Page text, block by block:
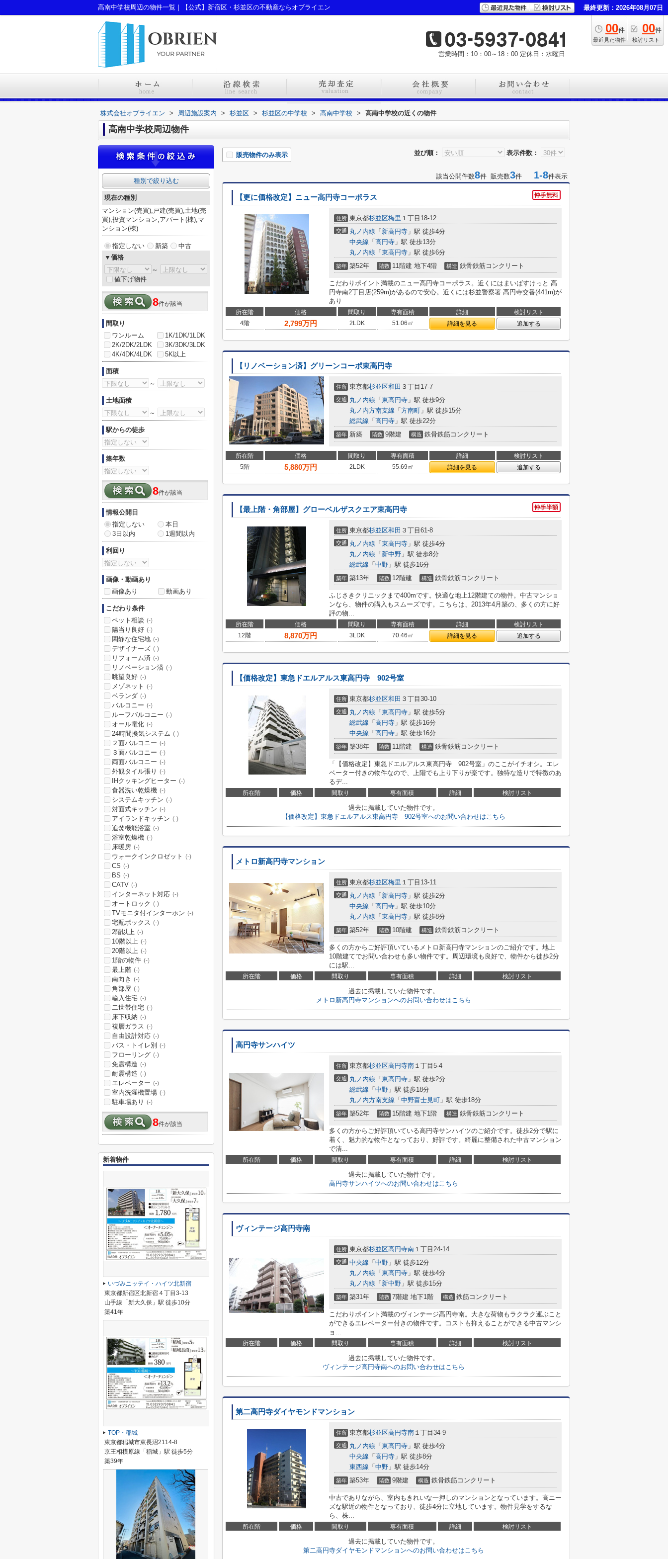
高南中学校周辺の物件一覧｜【公式】新宿区・杉並区の不動産ならオブライエン 最終更新：2026年08月07日
00件
最近見た物件
00件
検討リスト
営業時間：10：00～18：00 定休日：水曜日
株式会社オブライエン > 周辺施設案内 > 杉並区 > 杉並区の中学校 > 高南中学校 > 高南中学校の近くの物件
高南中学校周辺物件
並び順： 表示件数：
販売物件のみ表示
該当公開件数8件 販売数3件 1-8件表示
【更に価格改定】ニュー高円寺コーポラス
住所 東京都杉並区梅里 １丁目18-12
交通 丸ノ内線 「 新高円寺 」駅 徒歩4分
中央線 「 高円寺 」駅 徒歩13分
丸ノ内線 「 東高円寺 」駅 徒歩6分
築年 築52年 階数 11階建 地下4階 構造 鉄骨鉄筋コンクリート
こだわりポイント満載のニュー高円寺コーポラス。近くにはまいばすけっと 高
円寺南2丁目店(259m)があるので安心。近くには杉並警察署 高円寺交番(441m)が
あり...
所在階 価格 間取り 専有面積 詳細
検討リスト
4階
2,799万円 2LDK 51.06㎡ 詳細を見る 追加する
【リノベーション済】グリーンコーポ東高円寺
住所 東京都杉並区和田 ３丁目17-7
交通 丸ノ内線 「 東高円寺 」駅 徒歩9分
丸ノ内方南支線 「 方南町 」駅 徒歩15分
総武線 「 高円寺 」駅 徒歩22分
築年 新築 階数 9階建 構造 鉄骨鉄筋コンクリート
所在階 価格 間取り 専有面積 詳細
検討リスト
5階
5,880万円 2LDK 55.69㎡ 詳細を見る 追加する
【最上階・角部屋】グローベルザスクエア東高円寺
住所 東京都杉並区和田 ３丁目61-8
交通 丸ノ内線 「 東高円寺 」駅 徒歩4分
丸ノ内線 「 新中野 」駅 徒歩8分
総武線 「 中野 」駅 徒歩16分
築年 築13年 階数 12階建 構造 鉄骨鉄筋コンクリート
ふじさきクリニックまで400mです。快適な地上12階建ての物件。中古マンショ
ンなら、物件の購入もスムーズです。こちらは、2013年4月築の、多くの方に好
評の物...
所在階 価格 間取り 専有面積 詳細
検討リスト
12階
8,870万円 3LDK 70.46㎡ 詳細を見る 追加する
【価格改定】東急ドエルアルス東高円寺 902号室
住所 東京都杉並区和田 ３丁目30-10
交通 丸ノ内線 「 東高円寺 」駅 徒歩5分
総武線 「 高円寺 」駅 徒歩16分
中央線 「 高円寺 」駅 徒歩16分
築年 築38年 階数 11階建 構造 鉄骨鉄筋コンクリート
「【価格改定】東急ドエルアルス東高円寺 902号室」のここがイチオシ。エレ
ベーター付きの物件なので、上階でも上り下りが楽です。独特な造りで特徴のあ
るデ...
所在階 価格 間取り 専有面積 詳細 検討リスト
過去に掲載していた物件です。
【価格改定】東急ドエルアルス東高円寺 902号室へのお問い合わせはこちら
メトロ新高円寺マンション
住所 東京都杉並区梅里 １丁目13-11
交通 丸ノ内線 「 新高円寺 」駅 徒歩2分
中央線 「 高円寺 」駅 徒歩10分
丸ノ内線 「 東高円寺 」駅 徒歩8分
築年 築52年 階数 10階建 構造 鉄骨鉄筋コンクリート
多くの方からご好評頂いているメトロ新高円寺マンションのご紹介です。地上
10階建てでお問い合わせも多い物件です。周辺環境も良好で、物件から徒歩2分
には駅...
所在階 価格 間取り 専有面積 詳細 検討リスト
過去に掲載していた物件です。
メトロ新高円寺マンションへのお問い合わせはこちら
高円寺サンハイツ
住所 東京都杉並区高円寺南 １丁目5-4
交通 丸ノ内線 「 東高円寺 」駅 徒歩2分
総武線 「 中野 」駅 徒歩18分
丸ノ内方南支線 「 中野富士見町 」駅 徒歩18分
築年 築52年 階数 15階建 地下1階 構造 鉄骨鉄筋コンクリート
多くの方からご好評頂いている高円寺サンハイツのご紹介です。徒歩2分で駅に
着く、魅力的な物件となっており、好評です。綺麗に整備された中古マンション
で清...
所在階 価格 間取り 専有面積 詳細 検討リスト
過去に掲載していた物件です。
高円寺サンハイツへのお問い合わせはこちら
ヴィンテージ高円寺南
住所 東京都杉並区高円寺南 １丁目24-14
交通 中央線 「 中野 」駅 徒歩12分
丸ノ内線 「 東高円寺 」駅 徒歩4分
丸ノ内線 「 新中野 」駅 徒歩15分
築年 築31年 階数 7階建 地下1階 構造 鉄筋コンクリート
こだわりポイント満載のヴィンテージ高円寺南。大きな荷物もラクラク運ぶこと
ができるエレベーター付きの物件です。コストも抑えることができる中古マンシ
ョ...
所在階 価格 間取り 専有面積 詳細 検討リスト
過去に掲載していた物件です。
ヴィンテージ高円寺南へのお問い合わせはこちら
第二高円寺ダイヤモンドマンション
住所 東京都杉並区高円寺南 １丁目34-9
交通 丸ノ内線 「 東高円寺 」駅 徒歩4分
中央線 「 高円寺 」駅 徒歩8分
東西線 「 中野 」駅 徒歩14分
築年 築53年 階数 9階建 構造 鉄骨鉄筋コンクリート
中古でありながら、室内もきれいな一押しのマンションとなっています。高ニー
ズな駅近の物件となっており、徒歩4分に立地しています。物件見学をするな
ら、株...
所在階 価格 間取り 専有面積 詳細 検討リスト
過去に掲載していた物件です。
第二高円寺ダイヤモンドマンションへのお問い合わせはこちら
種別で絞り込む
現在の種別
マンション(売買),戸建(売買),土地(売
買),投資マンション,アパート(棟),マ
ンション(棟)
指定しない 新築
中古
▼価格
～
値下げ物件
8件が該当
間取り
ワンルーム
1K/1DK/1LDK
2K/2DK/2LDK
3K/3DK/3LDK
4K/4DK/4LDK
5K以上
面積
～
土地面積
～
駅からの徒歩
築年数
8件が該当
情報公開日
指定しない
本日
3日以内
1週間以内
利回り
画像・動画あり
画像あり
動画あり
こだわり条件
ペット相談 (-)
陽当り良好 (-)
閑静な住宅地 (-)
デザイナーズ (-)
リフォーム済 (-)
リノベーション済 (-)
眺望良好 (-)
メゾネット (-)
ベランダ (-)
バルコニー (-)
ルーフバルコニー (-)
オール電化 (-)
24時間換気システム (-)
２面バルコニー (-)
３面バルコニー (-)
両面バルコニー (-)
外観タイル張り (-)
IHクッキングヒーター (-)
食器洗い乾燥機 (-)
システムキッチン (-)
対面式キッチン (-)
アイランドキッチン (-)
追焚機能浴室 (-)
浴室乾燥機 (-)
床暖房 (-)
ウォークインクロゼット (-)
CS (-)
BS (-)
CATV (-)
インターネット対応 (-)
オートロック (-)
TVモニタ付インターホン (-)
宅配ボックス (-)
2階以上 (-)
10階以上 (-)
20階以上 (-)
1階の物件 (-)
最上階 (-)
南向き (-)
角部屋 (-)
輸入住宅 (-)
二世帯住宅 (-)
床下収納 (-)
複層ガラス (-)
自由設計対応 (-)
バス・トイレ別 (-)
フローリング (-)
免震構造 (-)
耐震構造 (-)
エレベーター (-)
室内洗濯機置場 (-)
駐車場あり (-)
8件が該当
新着物件
いづみニッテイ・ハイツ北新宿
東京都新宿区北新宿４丁目3-13
山手線「新大久保」駅 徒歩10分
築41年
TOP・稲城
東京都稲城市東長沼2114-8
京王相模原線「稲城」駅 徒歩5分
築39年